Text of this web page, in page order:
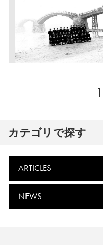
1
カテゴリで探す
ARTICLES
NEWS